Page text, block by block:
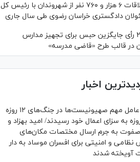
ملاقات ۶ هزار و ۷۶۰ نفر از شهروندان با رئیس کل
دادگستری خراسان رضوی طی سال جاری
۲۳ رأی جایگزین حبس برای تجهیز مدارس
در قالب طرح «قاضی مدرسه»
اخبار
۲ عامل مهم صهیونیست‌ها در جنگ‌های ۱۲ روزه
۴۰ روزه به سزای اعمال خود رسیدند/ امید بهزاد و
صفوت به جرم ارسال مختصات مکان‌های
و امنیتی برای افسران موساد به دار
آویخته شدند